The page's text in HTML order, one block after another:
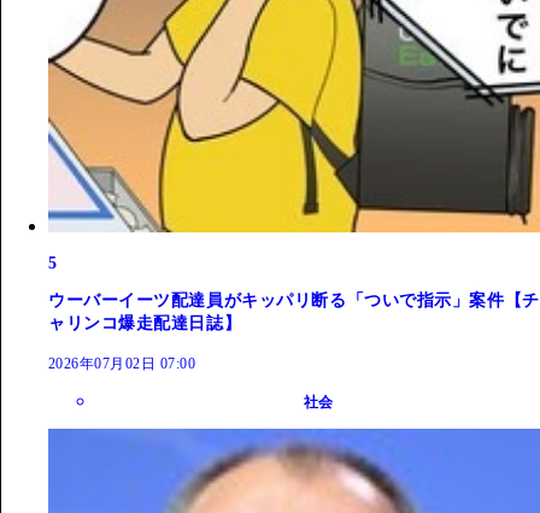
5
ウーバーイーツ配達員がキッパリ断る「ついで指示」案件【チ
ャリンコ爆走配達日誌】
2026年07月02日 07:00
社会